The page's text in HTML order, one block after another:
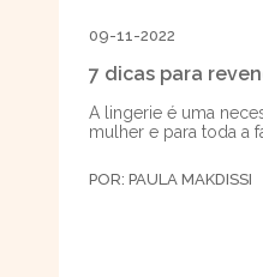
09-11-2022
7 dicas para
A lingerie é uma
mulher e para toda a
POR: PAULA MAKDISSI